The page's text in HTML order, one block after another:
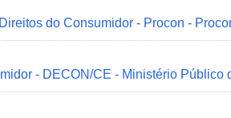
do Consumidor - Procon -
- DECON/CE - Ministério Público